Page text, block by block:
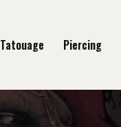
Tatouage Piercing